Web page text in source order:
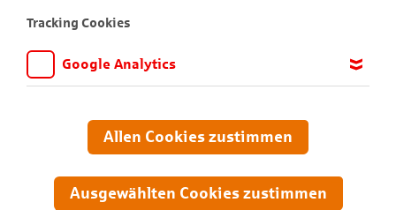
aktiviert sein.
Tracking Cookies
Google Analytics
anpassen und verbessern können. Aus diesem Grund nutzen wir
Google Analytics. Dieses Werkzeug erfasst die Seitenaufrufe zu
Übertragung anonymisiert.
Allen Cookies zustimmen
Ausgewählten Cookies zustimmen